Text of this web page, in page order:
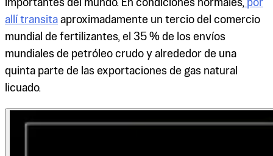
importantes del mundo. En condiciones normales, por
allí transita aproximadamente un tercio del comercio
mundial de fertilizantes, el 35 % de los envíos
mundiales de petróleo crudo y alrededor de una
quinta parte de las exportaciones de gas natural
licuado.